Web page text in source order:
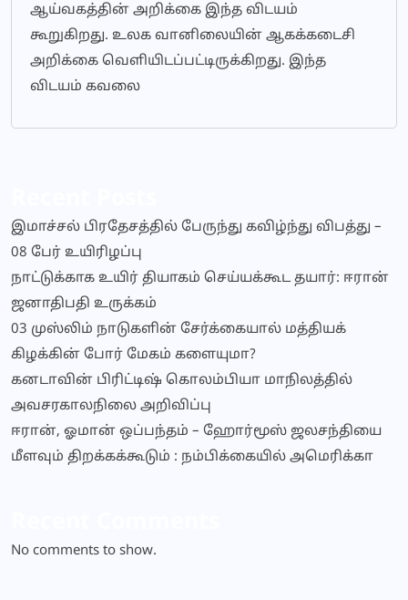
ஆய்வகத்தின் அறிக்கை இந்த விடயம்
கூறுகிறது. உலக வானிலையின் ஆகக்கடைசி
அறிக்கை வெளியிடப்பட்டிருக்கிறது. இந்த
விடயம் கவலை
இமாச்சல் பிரதேசத்தில் பேருந்து கவிழ்ந்து விபத்து –
08 பேர் உயிரிழப்பு
நாட்டுக்காக உயிர் தியாகம் செய்யக்கூட தயார்: ஈரான்
ஜனாதிபதி உருக்கம்
03 முஸ்லிம் நாடுகளின் சேர்க்கையால் மத்தியக்
கிழக்கின் போர் மேகம் களையுமா?
கனடாவின் பிரிட்டிஷ் கொலம்பியா மாநிலத்தில்
அவசரகாலநிலை அறிவிப்பு
ஈரான், ஓமான் ஒப்பந்தம் – ஹோர்மூஸ் ஜலசந்தியை
மீளவும் திறக்கக்கூடும் : நம்பிக்கையில் அமெரிக்கா
No comments to show.